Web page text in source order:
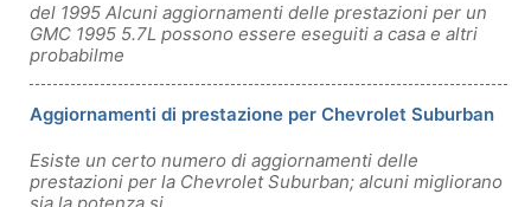
del 1995 Alcuni aggiornamenti delle prestazioni per un
GMC 1995 5.7L possono essere eseguiti a casa e altri
probabilme
Aggiornamenti di prestazione per Chevrolet Suburban
Esiste un certo numero di aggiornamenti delle
prestazioni per la Chevrolet Suburban; alcuni migliorano